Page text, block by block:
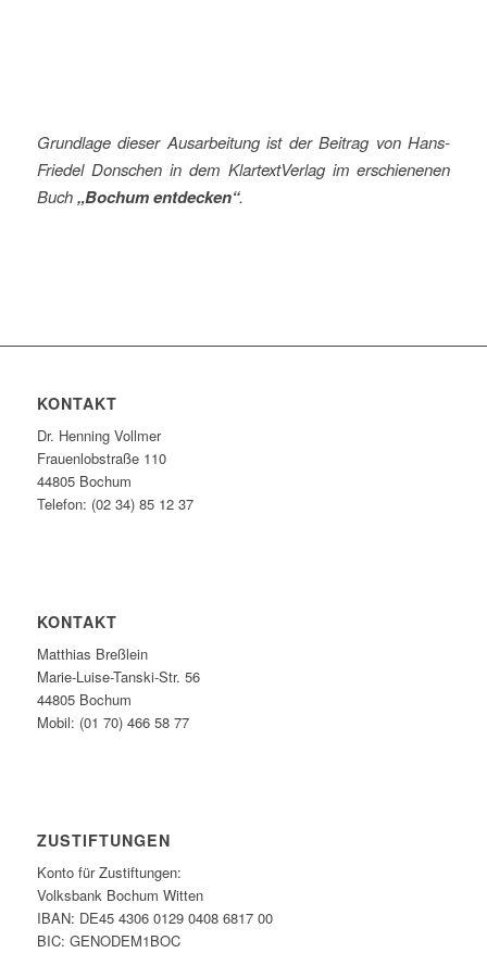
Grundlage dieser Ausarbeitung ist der Beitrag von Hans-
Friedel Donschen in dem KlartextVerlag im erschienenen
Buch„Bochum entdecken“.
KONTAKT
Dr. Henning Vollmer
Frauenlobstraße 110
44805 Bochum
Telefon: (02 34) 85 12 37
KONTAKT
Matthias Breßlein
Marie-Luise-Tanski-Str. 56
44805 Bochum
Mobil: (01 70) 466 58 77
ZUSTIFTUNGEN
Konto für Zustiftungen:
Volksbank Bochum Witten
IBAN: DE45 4306 0129 0408 6817 00
BIC: GENODEM1BOC